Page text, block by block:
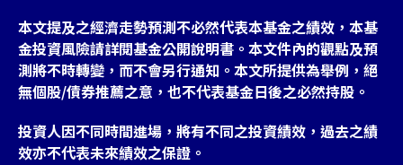
本文提及之經濟走勢預測不必然代表本基金之績效，本基
金投資風險請詳閱基金公開說明書。本文件內的觀點及預
測將不時轉變，而不會另行通知。本文所提供為舉例，絕
無個股/債券推薦之意，也不代表基金日後之必然持股。
投資人因不同時間進場，將有不同之投資績效，過去之績
效亦不代表未來績效之保證。